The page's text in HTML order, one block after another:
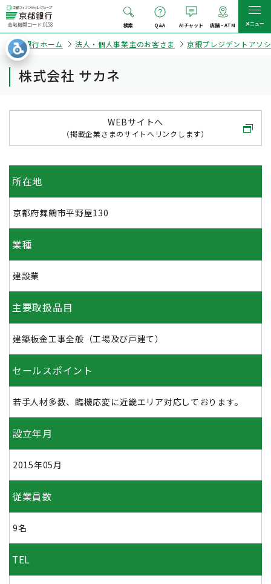
金融機関コード:0158 検索 Q&A AIチャット 店舗・ATM メニュー
京都銀行ホーム 法人・個人事業主のお客さま 京銀プレジデントアソ
株式会社 サカネ
WEBサイトへ
（掲載企業さまのサイトへリンクします）
所在地
京都府舞鶴市平野屋130
業種
建設業
主要取扱品目
建築板金工事全般（工場及び戸建て）
セールスポイント
若手人材多数、臨機応変に近畿エリア対応しております。
設立年月
2015年05月
従業員数
9名
TEL